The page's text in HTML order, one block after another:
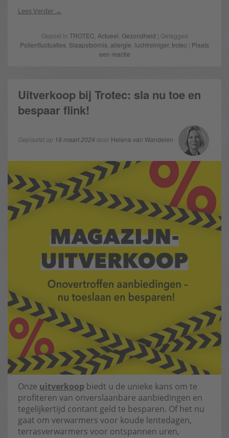
Lees Verder
Gepost in TROTEC Actueel Gezondheid | Getagged
Pollenfluctuaties Slaapstoornis allergie luchtreiniger, trotec | Plaats
een reactie
Uitverkoop bij Trotec: sla nu toe en
bespaar flink!
Geplaatst op 18 maart 2024 door Helena van Wandelen
Onze uitverkoop biedt u de unieke kans om te
profiteren van onverslaanbare aanbiedingen en
tegelijkertijd contant geld te besparen. Of het nu
gaat om verwarmers voor koude lentedagen,
terrasverwarmers voor ontspannen uren,